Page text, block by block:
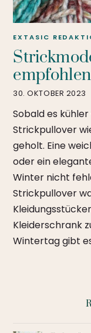
30. OKTOBER 2023
EXTASIC
Sobald es
Strickpullover
geholt. Eine
oder ein
Winter nicht
Strickpullover
Kleiderschrank
Wintertag gibt